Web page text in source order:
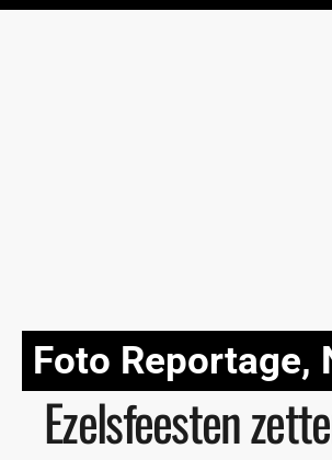
Foto Reportage,
Ezelsfeesten